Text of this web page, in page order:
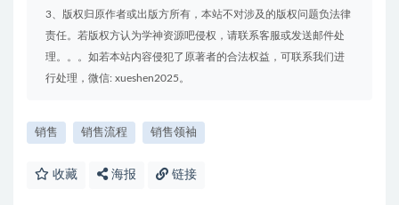
3、版权归原作者或出版方所有，本站不对涉及的版权问题负法律
责任。若版权方认为学神资源吧侵权，请联系客服或发送邮件处
理。。。如若本站内容侵犯了原著者的合法权益，可联系我们进
行处理，微信: xueshen2025。
销售 销售流程 销售领袖
收藏 海报 链接